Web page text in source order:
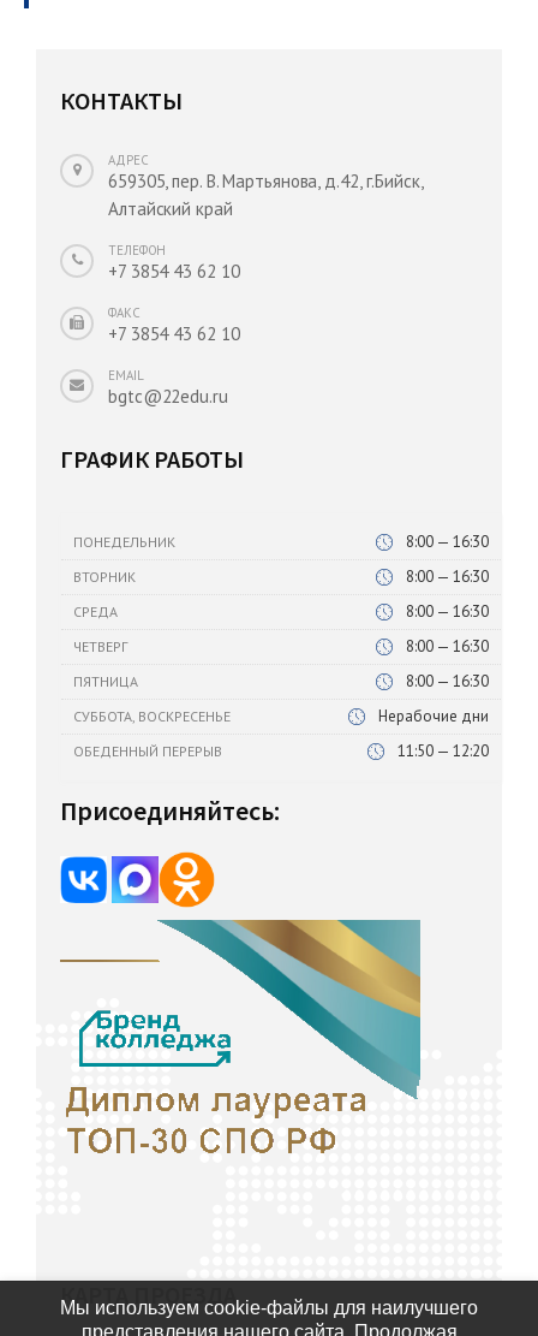
КОНТАКТЫ
АДРЕС
659305, пер. В. Мартьянова, д.42, г.Бийск,
Алтайский край
ТЕЛЕФОН
+7 3854 43 62 10
ФАКС
+7 3854 43 62 10
EMAIL
bgtc@22edu.ru
ГРАФИК РАБОТЫ
ПОНЕДЕЛЬНИК 8:00 — 16:30
ВТОРНИК 8:00 — 16:30
СРЕДА 8:00 — 16:30
ЧЕТВЕРГ 8:00 — 16:30
ПЯТНИЦА 8:00 — 16:30
СУББОТА, ВОСКРЕСЕНЬЕ Нерабочие дни
ОБЕДЕННЫЙ ПЕРЕРЫВ 11:50 — 12:20
Присоединяйтесь:
КАРТА ПРОЕЗДА
Мы используем cookie-файлы для наилучшего
представления нашего сайта. Продолжая